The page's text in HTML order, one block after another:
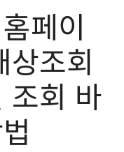
페이
조회
조회 바